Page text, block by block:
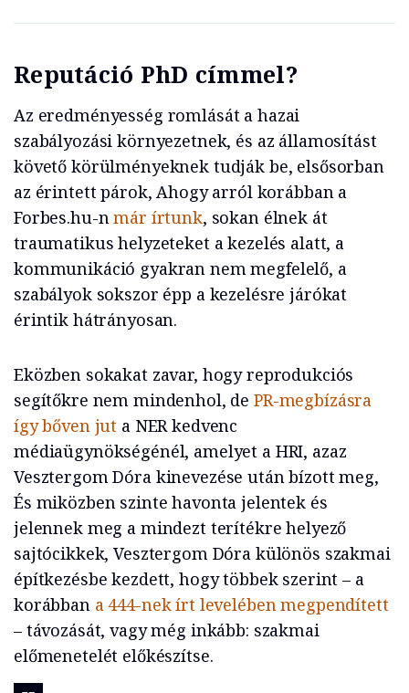
Reputáció PhD címmel?
Az eredményesség romlását a hazai
szabályozási környezetnek, és az államosítást
követő körülményeknek tudják be, elsősorban
az érintett párok, Ahogy arról korábban a
Forbes.hu-nmár írtunk, sokan élnek át
traumatikus helyzeteket a kezelés alatt, a
kommunikáció gyakran nem megfelelő, a
szabályok sokszor épp a kezelésre járókat
érintik hátrányosan.
Eközben sokakat zavar, hogy reprodukciós
segítőkre nem mindenhol, de PR-megbízásra
így bőven jut a NER kedvenc
médiaügynökségénél, amelyet a HRI, azaz
Vesztergom Dóra kinevezése után bízott meg,
És miközben szinte havonta jelentek és
jelennek meg a mindezt terítékre helyező
sajtócikkek, Vesztergom Dóra különös szakmai
építkezésbe kezdett, hogy többek szerint – a
korábban a 444-nek írt levelében megpendített
– távozását, vagy még inkább: szakmai
előmenetelét előkészítse.